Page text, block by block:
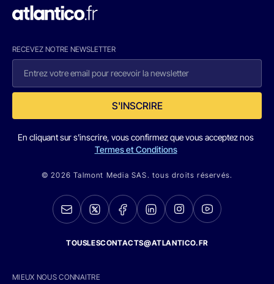
RECEVEZ NOTRE NEWSLETTER
S'INSCRIRE
En cliquant sur s'inscrire, vous confirmez que vous acceptez nos
Termes et Conditions
© 2026 Talmont Media SAS. tous droits réservés.
TOUSLESCONTACTS@ATLANTICO.FR
MIEUX NOUS CONNAITRE